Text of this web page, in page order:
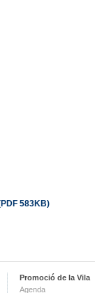
583KB)
Promoció de la Vila
Agenda